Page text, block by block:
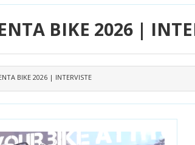
BIKE 2026 |
BIKE 2026 | INTERVISTE